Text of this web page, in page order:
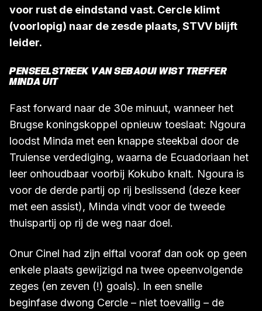
voor rust de eindstand vast. Cercle klimt
(voorlopig) naar de zesde plaats, STVV blijft
leider.
PENSEELSTREEK VAN SEBAOUI WIST TREFFER
MINDA UIT
Fast forward naar de 30e minuut, wanneer het
Brugse koningskoppel opnieuw toeslaat: Ngoura
loodst Minda met een knappe steekbal door de
Truiense verdediging, waarna de Ecuadoriaan het
leer onhoudbaar voorbij Kokubo knalt. Ngoura is
voor de derde partij op rij beslissend (deze keer
met een assist), Minda vindt voor de tweede
thuispartij op rij de weg naar doel.
Onur Cinel had zijn elftal vooraf dan ook op geen
enkele plaats gewijzigd na twee opeenvolgende
zeges (en zeven (!) goals). In een snelle
beginfase dwong Cercle – niet toevallig – de